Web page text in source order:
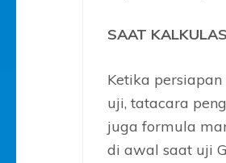
SAAT
Ketika
uji, tatacara
juga formula
di awal saat uji